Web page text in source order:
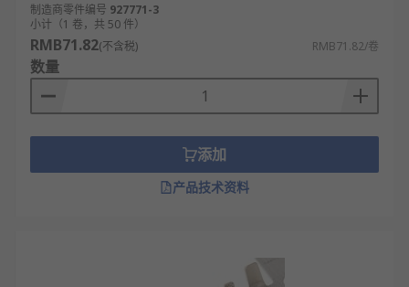
制造商零件编号 927771-3
小计（1 卷，共 50 件）
RMB71.82(不含税) RMB71.82/卷
数量
添加
产品技术资料